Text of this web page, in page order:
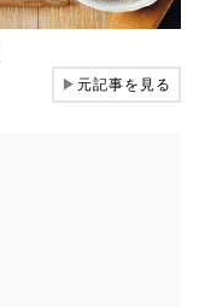
▶元記事を見る